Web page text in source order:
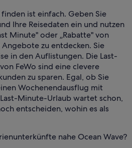
ist einfach. Geben Sie
Ihre Reisedaten ein und nutzen
Minute" oder „Rabatte" von
zu entdecken. Sie
in den Auflistungen. Die Last-
FeWo sind eine clevere
zu sparen. Egal, ob Sie
Wochenendausflug mit
Minute-Urlaub wartet schon,
entscheiden, wohin es als
nahe Ocean Wave?